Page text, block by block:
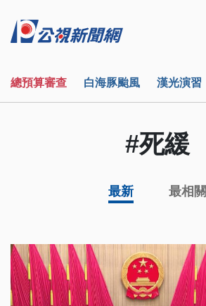
總預算審查 白海豚颱風 漢光演習
#死緩
最新 最相關